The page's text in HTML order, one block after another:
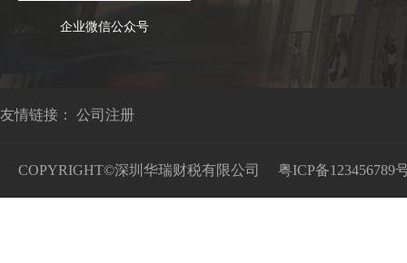
企业微信公众号
友情链接： 公司注册
COPYRIGHT©深圳华瑞财税有限公司 粤ICP备123456789